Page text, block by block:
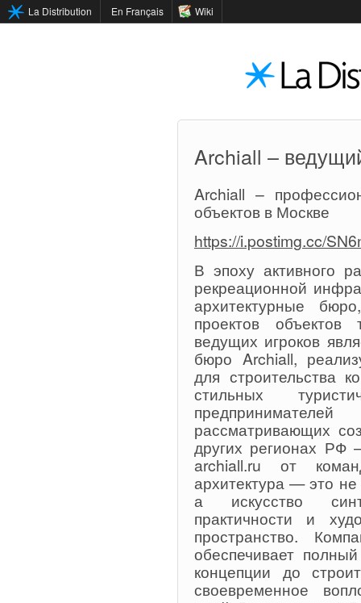
La Distribution En Français Wiki
Archiall –
Archiall –
объектов в Москве
https://i.postimg.cc/
В эпоху активного
рекреационной
архитектурные
проектов
ведущих игроков
бюро Archiall,
для строительства
стильных
рассматривающих
других регионах РФ
archiall.ru от
архитектура — это
а искусство
практичности и
пространство.
обеспечивает
концепции до
своевременное